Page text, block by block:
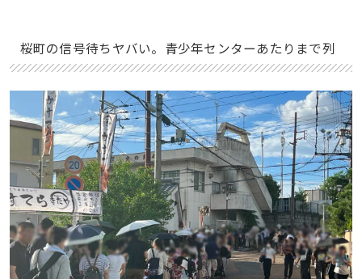
桜町の信号待ちヤバい。青少年センターあたりまで列